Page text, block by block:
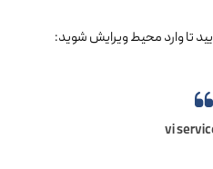
تا وارد محیط ویرایش شوید:
vi